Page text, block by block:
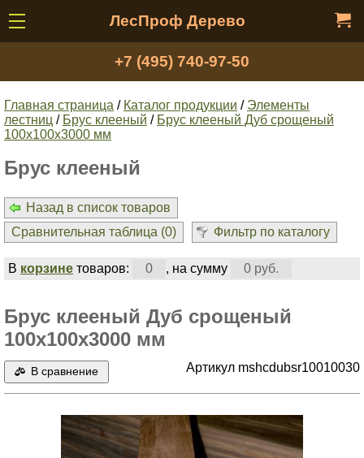
ЛесПроф Дерево
+7 (495) 740-97-50
Главная страница / Каталог продукции / Элементы
лестниц / Брус клееный / Брус клееный Дуб срощеный
100х100х3000 мм
Брус клееный
Назад в список товаров
Сравнительная таблица (0) Фильтр по каталогу
В корзинетоваров: 0 , на сумму 0 руб.
Брус клееный Дуб срощеный
100х100х3000 мм
В сравнение Артикул mshcdubsr10010030